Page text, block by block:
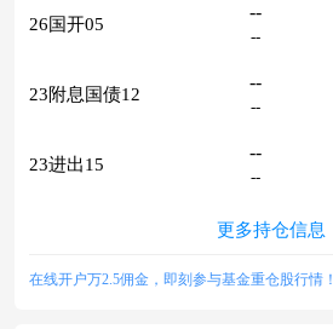
26国开05
--
--
23附息国债12
--
--
23进出15
--
--
更多持仓信息
在线开户万2.5佣金，即刻参与基金重仓股行情！